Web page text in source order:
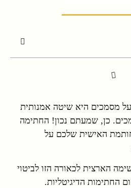
מסמכים היא שיטה אמנותית
כן, שמעתם נכון! החתימה
האישית שלכם על
הארצית לכאורה הזו לביטוי
החתימות הדיגיטליות.